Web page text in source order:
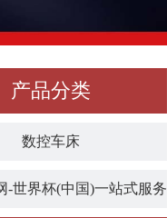
产品分类
数控车床
-世界杯(中国)一站式服务